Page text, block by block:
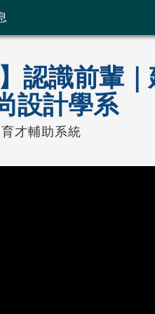
認識前輩
設計學系
才輔助系統